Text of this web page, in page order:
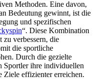
Methoden. Eine davon,
Bedeutung gewinnt, ist die
und spezifischen
“. Diese Kombination
verbessern, die
die sportliche
Durch die gezielte
Sportler ihre individuellen
Ziele effizienter erreichen.